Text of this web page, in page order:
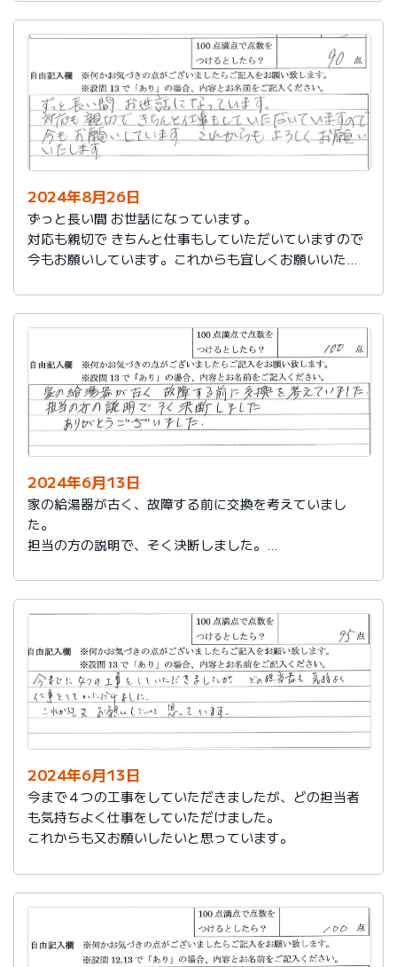
2024年8月26日
ずっと長い間 お世話になっています。
対応も親切で きちんと仕事もしていただいていますので
今もお願いしています。これからも宜しくお願いいたし
2024年6月13日
家の給湯器が古く、故障する前に交換を考えていまし
た。
担当の方の説明で、そく決断しました。
2024年6月13日
今まで４つの工事をしていただきましたが、どの担当者
も気持ちよく仕事をしていただけました。
これからも又お願いしたいと思っています。